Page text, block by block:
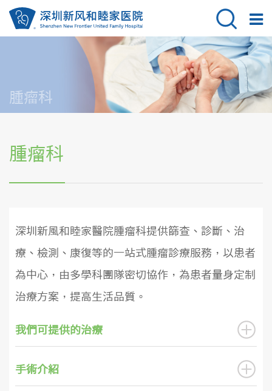
腫瘤科
腫瘤科
深圳新風和睦家醫院腫瘤科提供篩查、診斷、治
療、檢測、康復等的一站式腫瘤診療服務，以患者
為中心，由多學科團隊密切協作，為患者量身定制
治療方案，提高生活品質。
我們可提供的治療
手術介紹